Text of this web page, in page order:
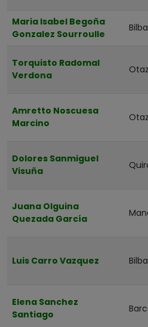
Valladolid 50
POR PROVINCIAS
A Coruña
Albacete
Almería
Asturias
Badajoz
Cádiz
Maria Isabel Begoña
Gonzalez Sourroulle
Torquisto Radomal
Verdona
Amretto Noscuesa
Marcino
Dolores Sanmiguel
Visuña
Juana Olguina
Quezada García
Luis Carro Vazquez
Elena Sanchez
Santiago